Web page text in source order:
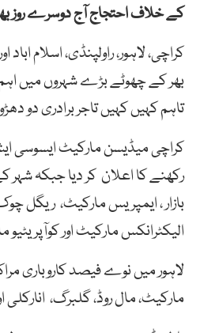
کے خلاف احتجاج آج دوسرے روز
کراچی، لاہور، راولپنڈی، اسلام
بھر کے چھوٹے بڑے شہروں میں اہم
تاہم کہیں کہیں تاجر برادری دو
کراچی میڈیسن مارکیٹ ایسوسی
رکھنے کا اعلان کر دیا جبکہ
بازار ، ایمپریس مارکیٹ، ریگل
الیکٹرانکس مارکیٹ اور
لاہور میں نوے فیصد کاروباری
مارکیٹ، مال روڈ، گلبرگ، انارکلی